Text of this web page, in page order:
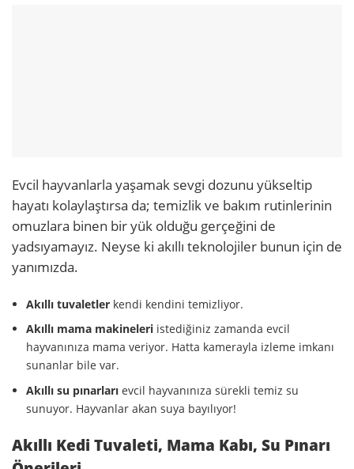
Evcil hayvanlarla yaşamak sevgi dozunu yükseltip
hayatı kolaylaştırsa da; temizlik ve bakım rutinlerinin
omuzlara binen bir yük olduğu gerçeğini de
yadsıyamayız. Neyse ki akıllı teknolojiler bunun için de
yanımızda.
Akıllı tuvaletler kendi kendini temizliyor.
Akıllı mama makineleri istediğiniz zamanda evcil
hayvanınıza mama veriyor. Hatta kamerayla izleme imkanı
sunanlar bile var.
Akıllı su pınarları evcil hayvanınıza sürekli temiz su
sunuyor. Hayvanlar akan suya bayılıyor!
Akıllı Kedi Tuvaleti, Mama Kabı, Su Pınarı